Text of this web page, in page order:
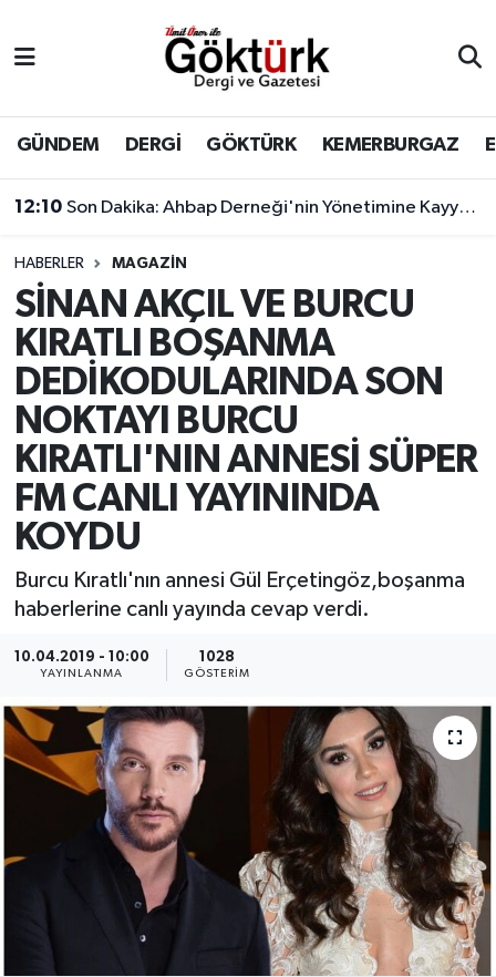
GÜNDEM DERGİ GÖKTÜRK KEMERBURGAZ
12:10 Son Dakika: Ahbap Derneği'nin Yönetimine Kayyum Atandı
HABERLER MAGAZİN
SİNAN AKÇIL VE BURCU
KIRATLI BOŞANMA
DEDİKODULARINDA SON
NOKTAYI BURCU
KIRATLI'NIN ANNESİ SÜPER
FM CANLI YAYININDA
KOYDU
Burcu Kıratlı'nın annesi Gül Erçetingöz,boşanma
haberlerine canlı yayında cevap verdi.
10.04.2019 - 10:00
YAYINLANMA
1028
GÖSTERIM
BİLİM
DERGİ
DÜNYA
EĞİTİM
EKONOMİ
GÖKTÜRK
GÜNDEM
KEMERBURGAZ
KÜLTÜR - SANAT
MAGAZİN
ÖZEL HABER
SAĞLIK
SPOR
TEKNOLOJİ
TİCARET
Eyüpsultan Hava Durumu
Eyüpsultan Trafik Yoğunluk Haritası
Süper Lig Puan Durumu ve Fikstür
Tüm Manşetler
Son Dakika Haberleri
Haber Arşivi